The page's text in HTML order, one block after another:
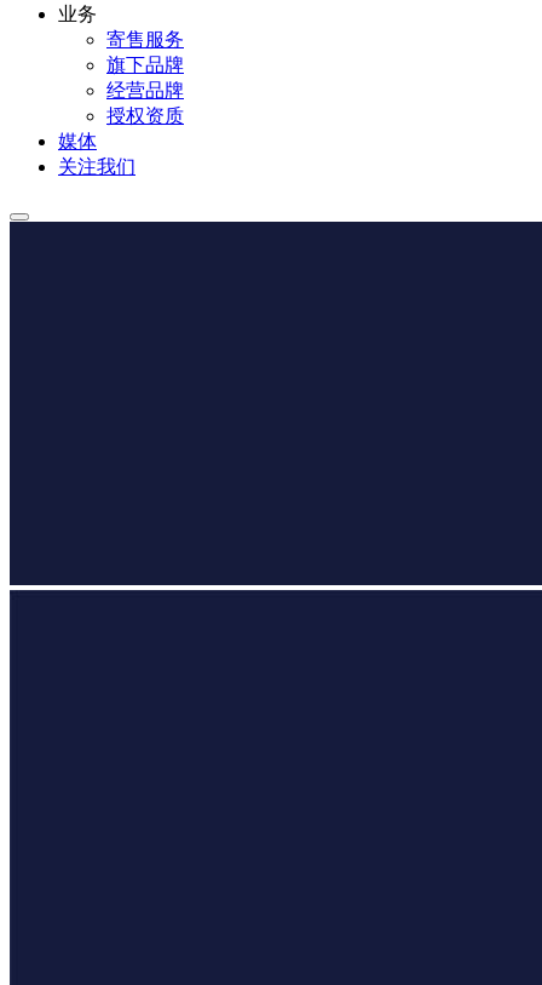
业务
寄售服务
旗下品牌
经营品牌
授权资质
媒体
关注我们